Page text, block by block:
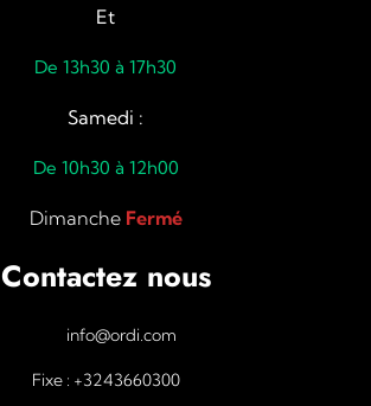
Et
De 13h30 à 17h30
Samedi :
De 10h30 à 12h00
Dimanche Fermé
Contactez nous
info@ordi.com
Fixe : +3243660300